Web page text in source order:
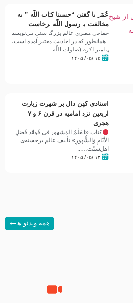
عُمَر با گفتن “حسبنا كتاب اللّه ” به
مخالفت با رسول اللّه برخاست
خفاجی مصری عالم بزرگ سنی می‌نویسد
: همانطور که در احادیث معتبر آمده است،
پیامبر اکرم (صلوات اللّه...
۱۵ /۰۵/ ۱۴۰۵
اسنادی کهن دال بر شهرت زیارت
اربعین نزد امامیه در قرن ۶ و ۷
هجری
کتاب «العَلَمُ المَشهور في فَوائِدِ فَضلِ
الأيّامِ وَالشُّهورِ» تألیف عالم برجسته‌ی
اهل‌سنّت…...
۱۳ /۰۵/ ۱۴۰۵
همه ویدئو ها